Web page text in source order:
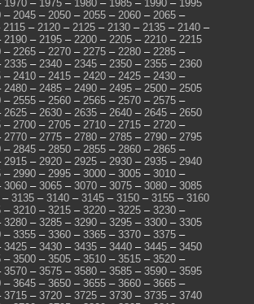
1970 – 1975 – 1980 – 1985 – 1990 – 1995
– 2045 – 2050 – 2055 – 2060 – 2065 –
2115 – 2120 – 2125 – 2130 – 2135 – 2140 –
2190 – 2195 – 2200 – 2205 – 2210 – 2215
– 2265 – 2270 – 2275 – 2280 – 2285 –
2335 – 2340 – 2345 – 2350 – 2355 – 2360
– 2410 – 2415 – 2420 – 2425 – 2430 –
2480 – 2485 – 2490 – 2495 – 2500 – 2505
– 2555 – 2560 – 2565 – 2570 – 2575 –
2625 – 2630 – 2635 – 2640 – 2645 – 2650
– 2700 – 2705 – 2710 – 2715 – 2720 –
2770 – 2775 – 2780 – 2785 – 2790 – 2795
– 2845 – 2850 – 2855 – 2860 – 2865 –
2915 – 2920 – 2925 – 2930 – 2935 – 2940
– 2990 – 2995 – 3000 – 3005 – 3010 –
3060 – 3065 – 3070 – 3075 – 3080 – 3085
– 3135 – 3140 – 3145 – 3150 – 3155 – 3160
– 3210 – 3215 – 3220 – 3225 – 3230 –
3280 – 3285 – 3290 – 3295 – 3300 – 3305
– 3355 – 3360 – 3365 – 3370 – 3375 –
3425 – 3430 – 3435 – 3440 – 3445 – 3450
– 3500 – 3505 – 3510 – 3515 – 3520 –
3570 – 3575 – 3580 – 3585 – 3590 – 3595
– 3645 – 3650 – 3655 – 3660 – 3665 –
3715 – 3720 – 3725 – 3730 – 3735 – 3740